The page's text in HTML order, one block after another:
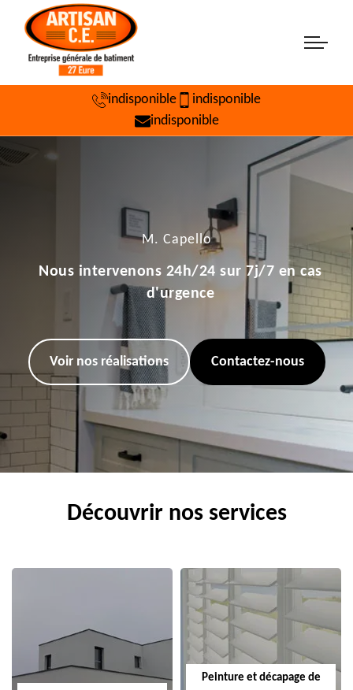
indisponible
indisponible
indisponible
M. Capello
Nous intervenons 24h/24 sur 7j/7 en cas
d'urgence
Voir nos réalisations Contactez-nous
Découvrir nos services
Peinture et décapage de